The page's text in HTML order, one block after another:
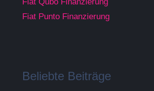
Fiat Punto Finanzierung
Beliebte Beiträge